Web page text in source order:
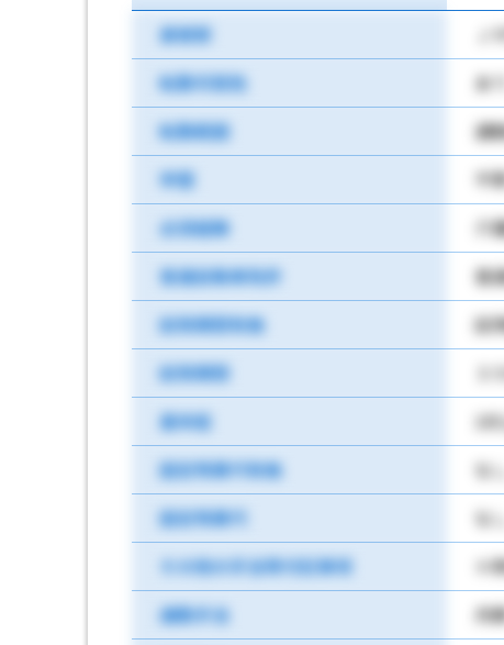
最寄駅
転勤可能性
あ
転勤範囲
通
学歴
不
必須経験
普通自動車免許
普
試用期間有無
試
試用期間
基本給
固定残業代有無
なし
固定残業代
なし
その他の手当等付記事項
※
通勤手当
月